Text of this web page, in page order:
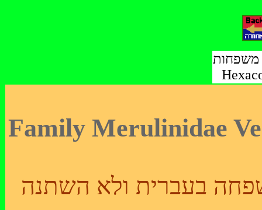
משפחות
Family Merulinidae